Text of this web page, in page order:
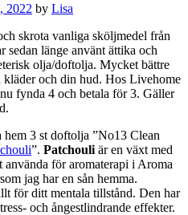
2022 by Lisa
skrota vanliga sköljmedel från
sedan länge använt ättika och
olja/doftolja. Mycket bättre
och din hud. Hos Livehome
fynda 4 och betala för 3. Gäller
hem 3 st doftolja ”No13 Clean
”. Patchouli är en växt med
använda för aromaterapi i Aroma
jag har en sån hemma.
för ditt mentala tillstånd. Den har
och ångestlindrande effekter.